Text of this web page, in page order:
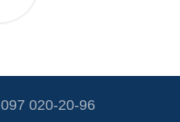
097 020-20-96